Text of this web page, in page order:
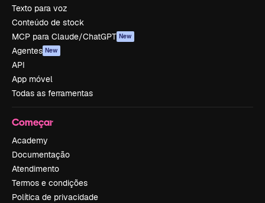
Texto para voz
Conteúdo de stock
MCP para Claude/ChatGPT New
Agentes New
API
App móvel
Todas as ferramentas
Começar
Academy
Documentação
Atendimento
Termos e condições
Política de privacidade